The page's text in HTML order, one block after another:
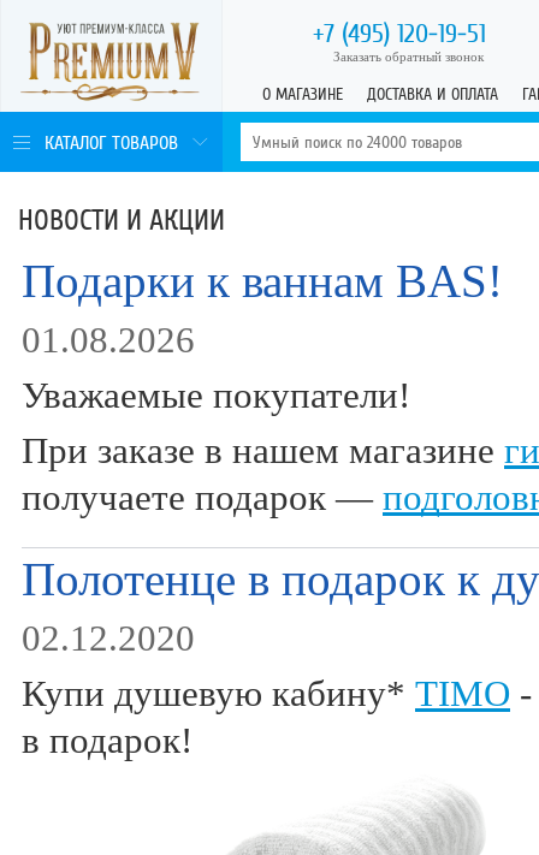
+7 (495) 120-19-51
Заказать обратный звонок
О МАГАЗИНЕ ДОСТАВКА И ОПЛАТА
КАТАЛОГ ТОВАРОВ
НОВОСТИ И АКЦИИ
Подарки к ваннам BAS!
01.08.2026
Уважаемые покупатели!
При заказе в нашем магазине
получаете подарок —
Полотенце в подарок к
02.12.2020
Купи душевую кабину* TIMO
в подарок!